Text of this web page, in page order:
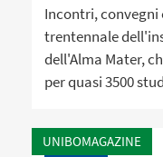
Incontri, convegni
trentennale
dell'Alma Mater,
per quasi 3500
UNIBOMAGAZINE